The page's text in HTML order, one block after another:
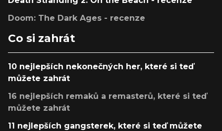
Doom: The Dark Ages - recenze
Co si zahrát
10 nejlepších nekonečných her, které si teď
můžete zahrát
16 nejlepších remaků a remasterů, které si teď
můžete zahrát
11 nejlepších gangsterek, které si teď můžete